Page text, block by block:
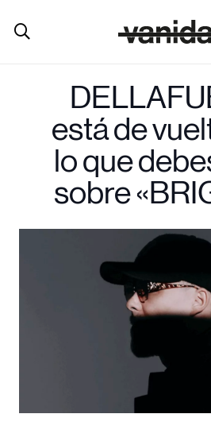
está de
lo que
sobre